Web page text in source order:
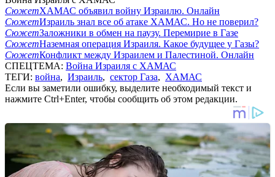
СюжетХАМАС объявил войну Израилю. Онлайн
СюжетИзраиль знал все об атаке ХАМАС. Но не поверил?
СюжетЗаложники в обмен на паузу. Перемирие в Газе
СюжетНаземная операция Израиля. Какое будущее у Газы?
СюжетКонфликт между Израилем и Палестиной. Онлайн
СПЕЦТЕМА: Война Израиля с ХАМАС
ТЕГИ: война, Израиль, сектор Газа, ХАМАС
Если вы заметили ошибку, выделите необходимый текст и
нажмите Ctrl+Enter, чтобы сообщить об этом редакции.